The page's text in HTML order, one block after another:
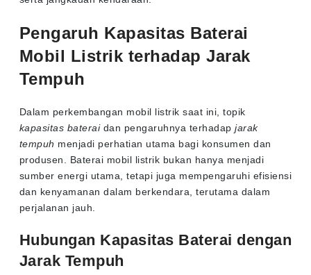
Pengaruh Kapasitas Baterai
Mobil Listrik terhadap Jarak
Tempuh
Dalam perkembangan mobil listrik saat ini, topik
kapasitas bateraidan pengaruhnya terhadapjarak
tempuh menjadi perhatian utama bagi konsumen dan
produsen. Baterai mobil listrik bukan hanya menjadi
sumber energi utama, tetapi juga mempengaruhi efisiensi
dan kenyamanan dalam berkendara, terutama dalam
perjalanan jauh.
Hubungan Kapasitas Baterai dengan
Jarak Tempuh